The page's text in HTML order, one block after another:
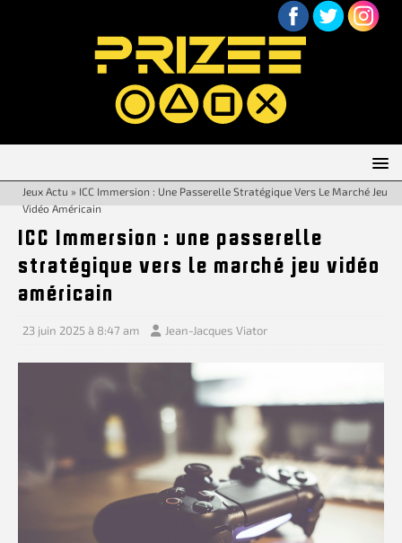
Jeux Actu » ICC Immersion : Une Passerelle Stratégique Vers Le Marché Jeu
Vidéo Américain
ICC Immersion : une passerelle
stratégique vers le marché jeu vidéo
américain
23 juin 2025 à 8:47 am Jean-Jacques Viator